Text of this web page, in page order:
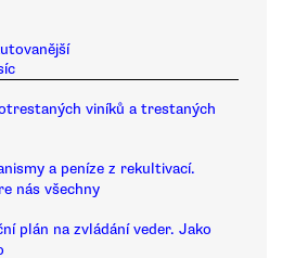
viníků a trestaných
a peníze z rekultivací.
nás všechny
plán na zvládání veder. Jako